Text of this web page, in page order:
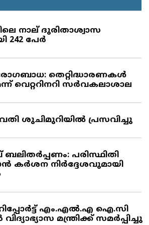
നാല് ദുരിതാശ്വാസ
242 പേര്‍
തെറ്റിദ്ധാരണകള്‍
വെറ്ററിനറി സര്‍വകലാശാല
ശുചിമുറിയില്‍ പ്രസവിച്ചു
പരിസ്ഥിതി
കര്‍ശന നിര്‍ദ്ദേശവുമായി
എം.എല്‍.എ ഐ.സി
മന്ത്രിക്ക് സമര്‍പ്പിച്ചു